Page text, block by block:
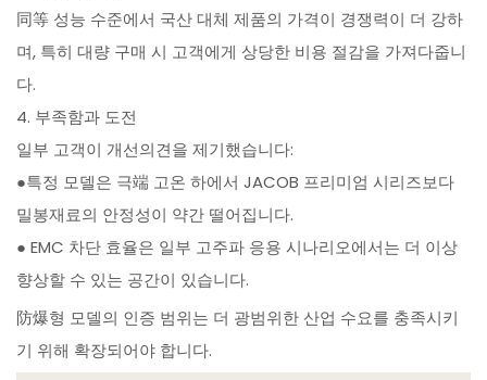
同等 성능 수준에서 국산 대체 제품의 가격이 경쟁력이 더 강하
며, 특히 대량 구매 시 고객에게 상당한 비용 절감을 가져다줍니
다.
4. 부족함과 도전
일부 고객이 개선의견을 제기했습니다:
●특정 모델은 극端 고온 하에서 JACOB 프리미엄 시리즈보다
밀봉재료의 안정성이 약간 떨어집니다.
● EMC 차단 효율은 일부 고주파 응용 시나리오에서는 더 이상
향상할 수 있는 공간이 있습니다.
防爆형 모델의 인증 범위는 더 광범위한 산업 수요를 충족시키
기 위해 확장되어야 합니다.